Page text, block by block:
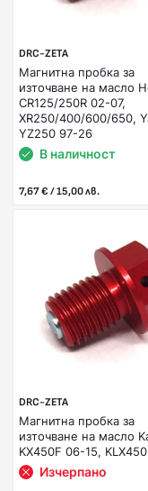
DRC-ZETA
Магнитна пробка за
източване на масло
CR125/250R 02-07,
XR250/400/600/650,
YZ250 97-26
В наличност
7,67 € / 15,00 лв.
DRC-ZETA
Магнитна пробка за
източване на масло
KX450F 06-15,
Изчерпано